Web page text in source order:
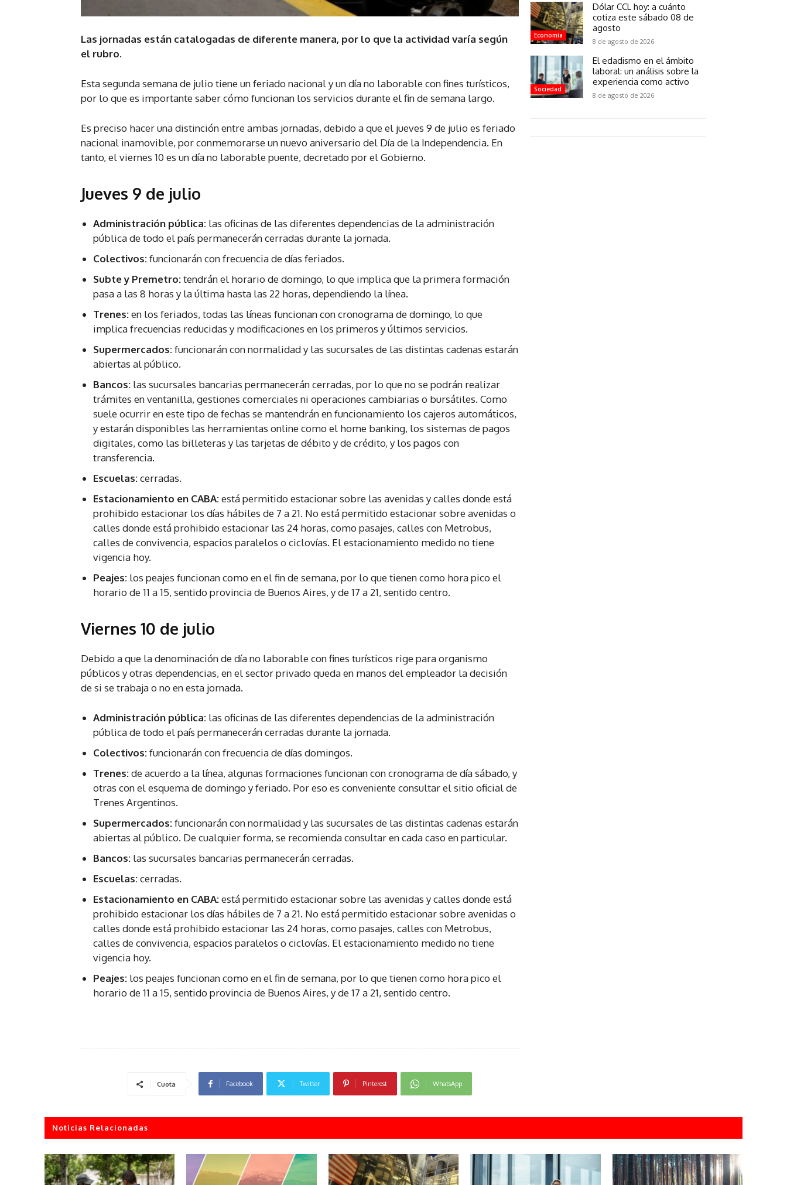
Las jornadas están catalogadas de diferente manera, por lo que la actividad varía según
el rubro.
Esta segunda semana de julio tiene un feriado nacional y un día no laborable con fines turísticos,
por lo que es importante saber cómo funcionan los servicios durante el fin de semana largo.
Es preciso hacer una distinción entre ambas jornadas, debido a que el jueves 9 de julio es feriado
nacional inamovible, por conmemorarse un nuevo aniversario del Día de la Independencia. En
tanto, el viernes 10 es un día no laborable puente, decretado por el Gobierno.
Jueves 9 de julio
Administración pública: las oficinas de las diferentes dependencias de la administración
pública de todo el país permanecerán cerradas durante la jornada.
Colectivos:funcionarán con frecuencia de días feriados.
Subte y Premetro:tendrán el horario de domingo, lo que implica que la primera formación
pasa a las 8 horas y la última hasta las 22 horas, dependiendo la línea.
Trenes:en los feriados, todas las líneas funcionan con cronograma de domingo, lo que
implica frecuencias reducidas y modificaciones en los primeros y últimos servicios.
Supermercados:funcionarán con normalidad y las sucursales de las distintas cadenas estarán
abiertas al público.
Bancos: las sucursales bancarias permanecerán cerradas, por lo que no se podrán realizar
trámites en ventanilla, gestiones comerciales ni operaciones cambiarias o bursátiles. Como
suele ocurrir en este tipo de fechas se mantendrán en funcionamiento los cajeros automáticos,
y estarán disponibles las herramientas online como el home banking, los sistemas de pagos
digitales, como las billeteras y las tarjetas de débito y de crédito, y los pagos con
transferencia.
Escuelas:cerradas.
Estacionamiento en CABA:está permitido estacionar sobre las avenidas y calles donde está
prohibido estacionar los días hábiles de 7 a 21. No está permitido estacionar sobre avenidas o
calles donde está prohibido estacionar las 24 horas, como pasajes, calles con Metrobus,
calles de convivencia, espacios paralelos o ciclovías. El estacionamiento medido no tiene
vigencia hoy.
Peajes: los peajes funcionan como en el fin de semana, por lo que tienen como hora pico el
horario de 11 a 15, sentido provincia de Buenos Aires, y de 17 a 21, sentido centro.
Viernes 10 de julio
Debido a que la denominación de día no laborable con fines turísticos rige para organismo
públicos y otras dependencias, en el sector privado queda en manos del empleador la decisión
de si se trabaja o no en esta jornada.
Administración pública: las oficinas de las diferentes dependencias de la administración
pública de todo el país permanecerán cerradas durante la jornada.
Colectivos:funcionarán con frecuencia de días domingos.
Trenes:de acuerdo a la línea, algunas formaciones funcionan con cronograma de día sábado, y
otras con el esquema de domingo y feriado. Por eso es conveniente consultar el sitio oficial de
Trenes Argentinos.
Supermercados:funcionarán con normalidad y las sucursales de las distintas cadenas estarán
abiertas al público. De cualquier forma, se recomienda consultar en cada caso en particular.
Bancos: las sucursales bancarias permanecerán cerradas.
Escuelas:cerradas.
Estacionamiento en CABA:está permitido estacionar sobre las avenidas y calles donde está
prohibido estacionar los días hábiles de 7 a 21. No está permitido estacionar sobre avenidas o
calles donde está prohibido estacionar las 24 horas, como pasajes, calles con Metrobus,
calles de convivencia, espacios paralelos o ciclovías. El estacionamiento medido no tiene
vigencia hoy.
Peajes: los peajes funcionan como en el fin de semana, por lo que tienen como hora pico el
horario de 11 a 15, sentido provincia de Buenos Aires, y de 17 a 21, sentido centro.
Cuota Facebook Twitter Pinterest WhatsApp
Economía
Dólar CCL hoy: a cuánto
cotiza este sábado 08 de
agosto
8 de agosto de 2026
Sociedad
El edadismo en el ámbito
laboral: un análisis sobre la
experiencia como activo
8 de agosto de 2026
Noticias Relacionadas